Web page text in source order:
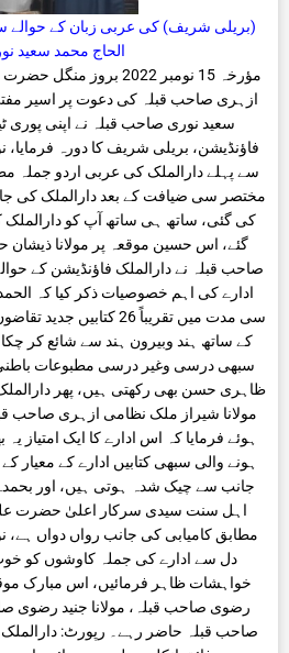
(بریلی شریف) کی عربی زبان کے حوالے
الحاج محمد سعید
مؤرخہ 15 نومبر 2022
ازہری صاحب قبلہ کی دعوت پر اسیر
سعید نوری صاحب قبلہ نے اپنی پوری
فاؤنڈیشن، بریلی شریف کا دورہ
سے پہلے دارالملک کی عربی اردو جملہ
مختصر سی ضیافت کے بعد دارالملک کی
کی گئی، ساتھ ہی ساتھ آپ کو دارالملک
گئے، اس حسین موقعہ پر مولانا ذیشان
صاحب قبلہ نے دارالملک فاؤنڈیشن کے
ادارے کی اہم خصوصیات ذکر کیا کہ
سی مدت میں تقریباً 26
کے ساتھ ہند وبیرون ہند سے شائع کر چکا
سبھی درسی وغیر درسی مطبوعات
ظاہری حسن بھی رکھتی ہیں، پھر
مولانا شیراز ملک نظامی ازہری صاحب
ہوئے فرمایا کہ اس ادارے کا ایک امتیاز
ہونے والی سبھی کتابیں ادارے کے معیار
جانب سے چیک شدہ ہوتی ہیں، اور بحمدہ
اہل سنت سیدی سرکار اعلیٰ حضرت
مطابق کامیابی کی جانب رواں دواں ہے،
دل سے ادارے کی جملہ کاوشوں کو
خواہشات ظاہر فرمائیں، اس مبارک
رضوی صاحب قبلہ، مولانا جنید رضوی
صاحب قبلہ حاضر رہے۔ رپورٹ: